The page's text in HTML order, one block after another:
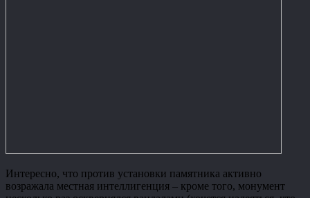
Интересно, что против установки памятника активно
возражала местная интеллигенция – кроме того, монумент